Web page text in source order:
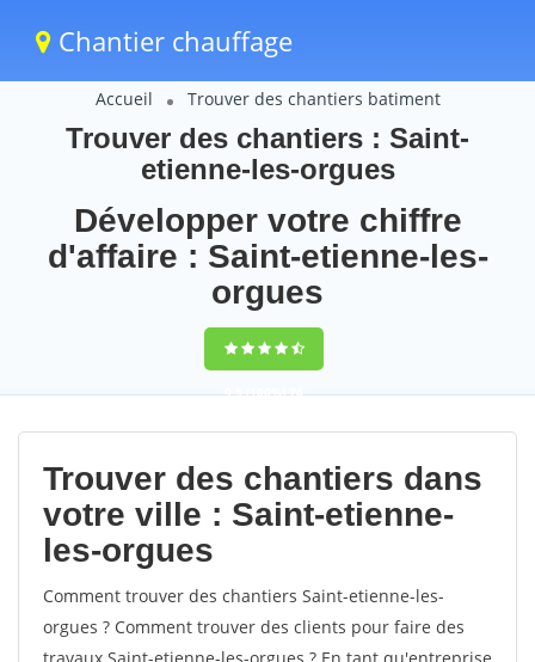
Chantier chauffage
Accueil Trouver des chantiers batiment
Trouver des chantiers : Saint-
etienne-les-orgues
Développer votre chiffre
d'affaire : Saint-etienne-les-
orgues
9,5(100%)76
votes
Trouver des chantiers dans
votre ville : Saint-etienne-
les-orgues
Comment trouver des chantiers Saint-etienne-les-
orgues ? Comment trouver des clients pour faire des